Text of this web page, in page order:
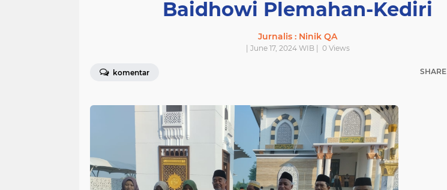
Baidhowi Plemahan-Kediri
Jurnalis : Ninik QA
| June 17, 2024 WIB | 0Views
komentar SHARE